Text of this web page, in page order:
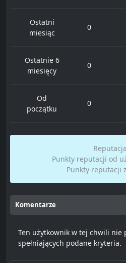
Ostatni
miesiąc
0
Ostatnie 6
miesięcy
0
Od
początku
0
Reputacja
Punkty reputacji od
Punkty reputacji
Komentarze
Ten użytkownik w tej chwili nie
spełniających podane kryteria.